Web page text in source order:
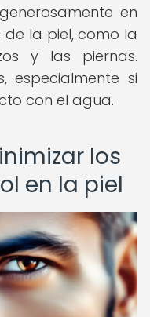
en
la piel, como la
y las piernas.
especialmente si
con el agua.
los
en la piel